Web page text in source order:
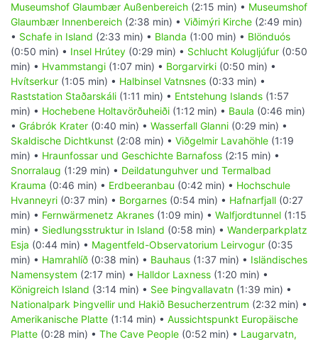
Museumshof Glaumbær Außenbereich (2:15 min) • Museumshof
Glaumbær Innenbereich (2:38 min) • Viðimýri Kirche (2:49 min)
• Schafe in Island (2:33 min) • Blanda (1:00 min) • Blönduós
(0:50 min) • Insel Hrútey (0:29 min) • Schlucht Kolugljúfur (0:50
min) • Hvammstangi (1:07 min) • Borgarvirki (0:50 min) •
Hvítserkur (1:05 min) • Halbinsel Vatnsnes (0:33 min) •
Raststation Staðarskáli (1:11 min) • Entstehung Islands (1:57
min) • Hochebene Holtavörðuheiði (1:12 min) • Baula (0:46 min)
• Grábrók Krater (0:40 min) • Wasserfall Glanni (0:29 min) •
Skaldische Dichtkunst (2:08 min) • Viðgelmir Lavahöhle (1:19
min) • Hraunfossar und Geschichte Barnafoss (2:15 min) •
Snorralaug (1:29 min) • Deildatunguhver und Termalbad
Krauma (0:46 min) • Erdbeeranbau (0:42 min) • Hochschule
Hvanneyri (0:37 min) • Borgarnes (0:54 min) • Hafnarfjall (0:27
min) • Fernwärmenetz Akranes (1:09 min) • Walfjordtunnel (1:15
min) • Siedlungsstruktur in Island (0:58 min) • Wanderparkplatz
Esja (0:44 min) • Magentfeld-Observatorium Leirvogur (0:35
min) • Hamrahlíð (0:38 min) • Bauhaus (1:37 min) • Isländisches
Namensystem (2:17 min) • Halldor Laxness (1:20 min) •
Königreich Island (3:14 min) • See Þingvallavatn (1:39 min) •
Nationalpark Þingvellir und Hakið Besucherzentrum (2:32 min) •
Amerikanische Platte (1:14 min) • Aussichtspunkt Europäische
Platte (0:28 min) • The Cave People (0:52 min) • Laugarvatn,